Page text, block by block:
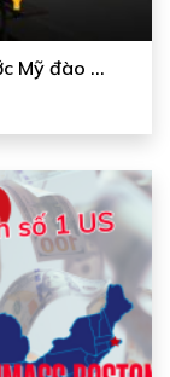
Mỹ đào ...